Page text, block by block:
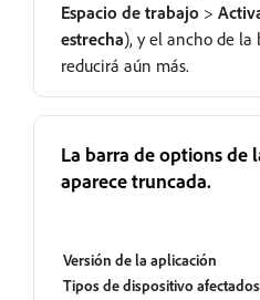
Espacio de trabajo >
estrecha), y el ancho de la
reducirá aún más.
La barra de options de
aparece truncada.
Versión de la aplicación
Tipos de dispositivo afectados